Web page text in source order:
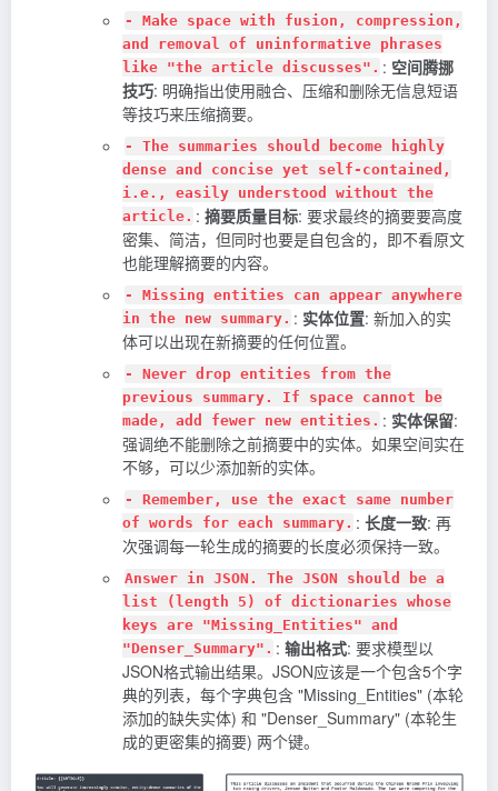
- Make space with fusion, compression,
and removal of uninformative phrases
like "the article discusses". : 空间腾挪
技巧: 明确指出使用融合、压缩和删除无信息短语
等技巧来压缩摘要。
- The summaries should become highly
dense and concise yet self-contained,
i.e., easily understood without the
article. : 摘要质量目标: 要求最终的摘要要高度
密集、简洁，但同时也要是自包含的，即不看原文
也能理解摘要的内容。
- Missing entities can appear anywhere
in the new summary. : 实体位置: 新加入的实
体可以出现在新摘要的任何位置。
- Never drop entities from the
previous summary. If space cannot be
made, add fewer new entities. : 实体保留:
强调绝不能删除之前摘要中的实体。如果空间实在
不够，可以少添加新的实体。
- Remember, use the exact same number
of words for each summary. : 长度一致: 再
次强调每一轮生成的摘要的长度必须保持一致。
Answer in JSON. The JSON should be a
list (length 5) of dictionaries whose
keys are "Missing_Entities" and
"Denser_Summary". : 输出格式: 要求模型以
JSON格式输出结果。JSON应该是一个包含5个字
典的列表，每个字典包含 "Missing_Entities" (本轮
添加的缺失实体) 和 "Denser_Summary" (本轮生
成的更密集的摘要) 两个键。